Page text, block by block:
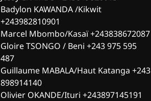
Badylon KAWANDA /Kikwit
+243982810901
Marcel Mbombo/Kasaï +243838672087
Gloire TSONGO / Beni +243 975 595
487
Guillaume MABALA/Haut Katanga +243
898914140
Olivier OKANDE/Ituri +243897145191